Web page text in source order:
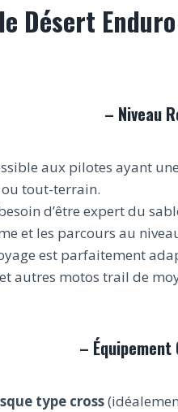
Désert
– Niveau
aux pilotes ayant
tout-terrain.
d’être expert du
et les parcours au
est parfaitement
autres motos trail de
– Équipement
type cross